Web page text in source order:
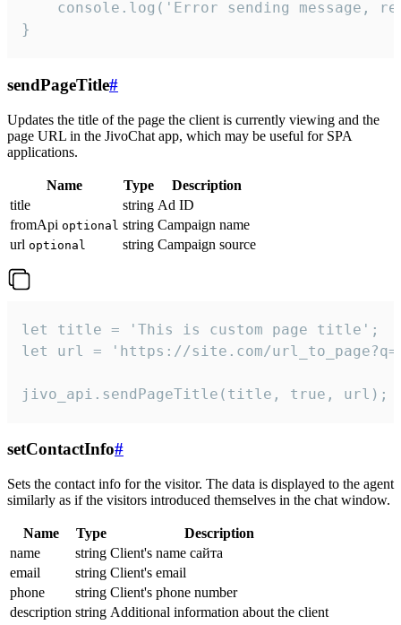
console.log('Error sending message,
}
sendPageTitle#
Updates the title of the page the client is currently viewing and the
page URL in the JivoChat app, which may be useful for SPA
applications.
Name Type
Description
title
string Ad ID
fromApi optional string Campaign name
url optional string Campaign source
let title = 'This is custom page title';
let url = 'https://site.com/
jivo_api.sendPageTitle(title, true, url);
setContactInfo#
Sets the contact info for the visitor. The data is displayed to the agent
similarly as if the visitors introduced themselves in the chat window.
Name Type
Description
name
string Client's name сайта
email
string Client's email
phone
string Client's phone number
description string Additional information about the client